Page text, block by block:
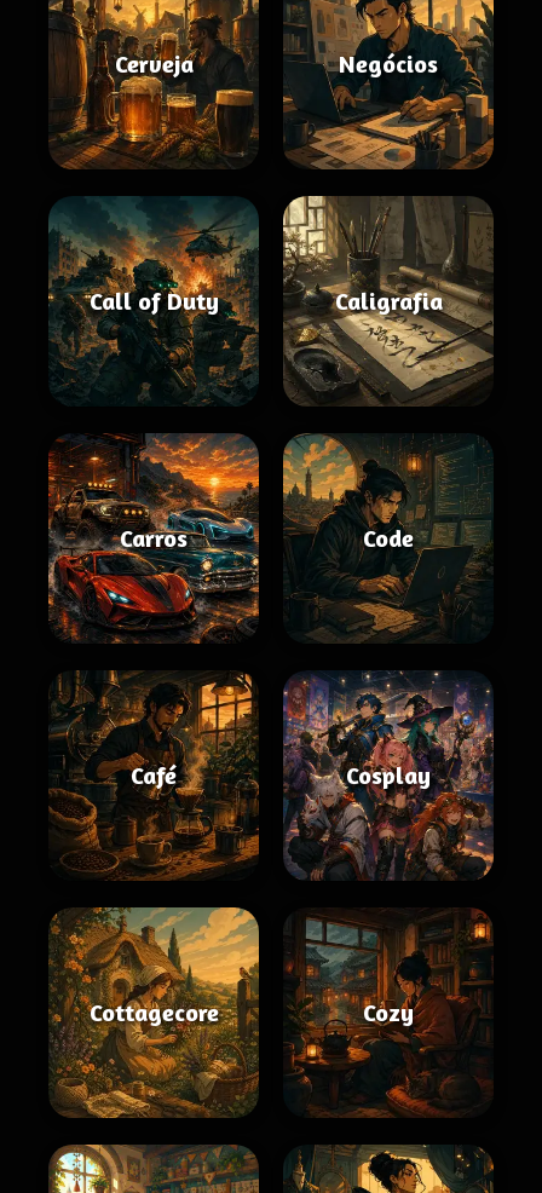
Cerveja Negócios
Call of Duty Caligrafia
Carros Code
Café Cosplay
Cottagecore Cozy